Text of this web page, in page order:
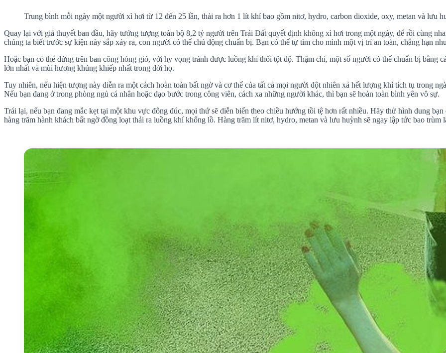
Trung bình mỗi ngày một người xì hơi từ 12 đến 25 lần, thải ra hơn 1 lít khí bao gồm nitơ, hydro, carbon dioxide, oxy, metan và lưu
Quay lại với giả thuyết ban đầu, hãy tưởng tượng toàn bộ 8,2 tỷ người trên Trái Đất quyết định không xì hơi trong một ngày, để rồi cùng
chúng ta biết trước sự kiện này sắp xảy ra, con người có thể chủ động chuẩn bị. Bạn có thể tự tìm cho mình một vị trí an toàn, chẳng hạn
Hoặc bạn có thể đứng trên ban công hóng gió, với hy vọng tránh được luồng khí thối tột độ. Thậm chí, một số người có thể chuẩn bị bằng
lớn nhất và mùi hương khủng khiếp nhất trong đời họ.
Tuy nhiên, nếu hiện tượng này diễn ra một cách hoàn toàn bất ngờ và cơ thể của tất cả mọi người đột nhiên xả hết lượng khí tích tụ trong
Nếu bạn đang ở trong phòng ngủ cá nhân hoặc dạo bước trong công viên, cách xa những người khác, thì bạn sẽ hoàn toàn bình yên vô sự.
Trái lại, nếu bạn đang mắc kẹt tại một khu vực đông đúc, mọi thứ sẽ diễn biến theo chiều hướng tồi tệ hơn rất nhiều. Hãy thử hình dung
hàng trăm hành khách bất ngờ đồng loạt thải ra luồng khí khổng lồ. Hàng trăm lít nitơ, hydro, metan và lưu huỳnh sẽ ngay lập tức bao trùm